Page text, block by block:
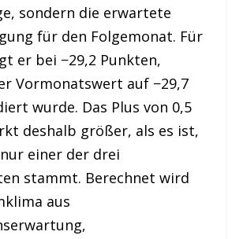
sondern die erwartete
für den Folgemonat. Für
er bei −29,2 Punkten,
Vormonatswert auf −29,7
wurde. Das Plus von 0,5
deshalb größer, als es ist,
einer der drei
stammt. Berechnet wird
aus